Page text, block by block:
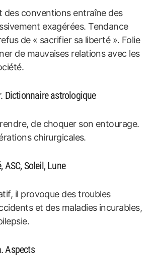
des conventions entraîne des
exagérées. Tendance
de « sacrifier sa liberté ». Folie
de mauvaises relations avec les
Dictionnaire astrologique
de choquer son entourage.
chirurgicales.
ASC, Soleil, Lune
il provoque des troubles
et des maladies incurables,
Aspects